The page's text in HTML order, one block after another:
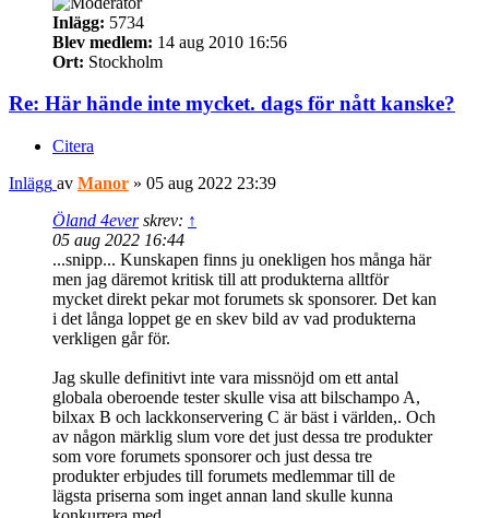
Inlägg: 5734
Blev medlem: 14 aug 2010 16:56
Ort: Stockholm
Re: Här hände inte mycket. dags för nått kanske?
Citera
Inlägg av Manor » 05 aug 2022 23:39
Öland 4everskrev: ↑
05 aug 2022 16:44
...snipp... Kunskapen finns ju onekligen hos många här
men jag däremot kritisk till att produkterna alltför
mycket direkt pekar mot forumets sk sponsorer. Det kan
i det långa loppet ge en skev bild av vad produkterna
verkligen går för.
Jag skulle definitivt inte vara missnöjd om ett antal
globala oberoende tester skulle visa att bilschampo A,
bilxax B och lackkonservering C är bäst i världen,. Och
av någon märklig slum vore det just dessa tre produkter
som vore forumets sponsorer och just dessa tre
produkter erbjudes till forumets medlemmar till de
lägsta priserna som inget annan land skulle kunna